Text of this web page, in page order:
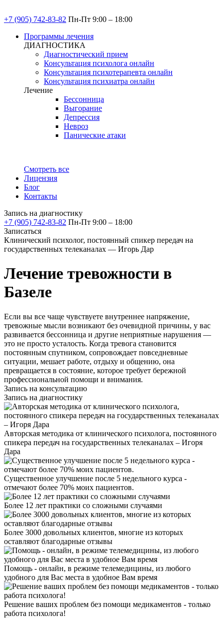
+7 (905) 742-83-82 Пн-Пт 9:00 – 18:00
Программы лечения
ДИАГНОСТИКА
Диагностический прием
Консультация психолога онлайн
Консультация психотерапевта онлайн
Консультация психиатра онлайн
Лечение
Бессонница
Выгорание
Депрессия
Невроз
Панические атаки
Смотреть все
Лицензия
Блог
Контакты
Запись на диагностику
+7 (905) 742-83-82 Пн-Пт 9:00 – 18:00
Записаться
Клинический психолог, постоянный спикер передач на
государственных телеканалах — Игорь Дар
Лечение тревожности в
Базеле
Если вы все чаще чувствуете внутреннее напряжение,
тревожные мысли возникают без очевидной причины, у вас
развивается бессонница и другие неприятные нарушения —
это не просто усталость. Когда тревога становится
постоянным спутником, сопровождает повседневные
ситуации, мешает работе, отдыху и общению, она
превращается в состояние, которое требует бережной
профессиональной помощи и внимания.
Запись на консультацию
Запись на диагностику
Авторская методика от клинического психолога, постоянного
спикера передач на государственных телеканалах – Игоря
Дара
Существенное улучшение после 5 недельного курса -
отмечают более 70% моих пациентов.
Более 12 лет практики со сложными случаями
Более 3000 довольных клиентов, многие из которых
оставляют благодарные отзывы
Помощь - онлайн, в режиме телемедицины, из любого
удобного для Вас места в удобное Вам время
Решение ваших проблем без помощи медикаментов - только
работа психолога!